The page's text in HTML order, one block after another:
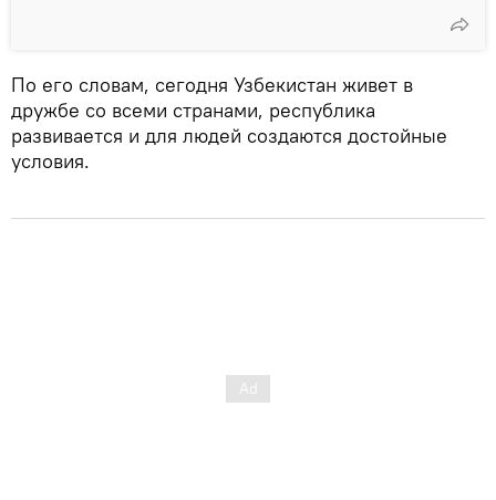
По его словам, сегодня Узбекистан живет в
дружбе со всеми странами, республика
развивается и для людей создаются достойные
условия.